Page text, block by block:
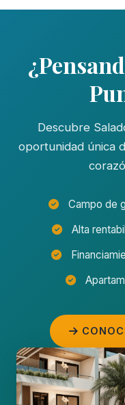
Descubre
oportunidad única
Campo de
Alta